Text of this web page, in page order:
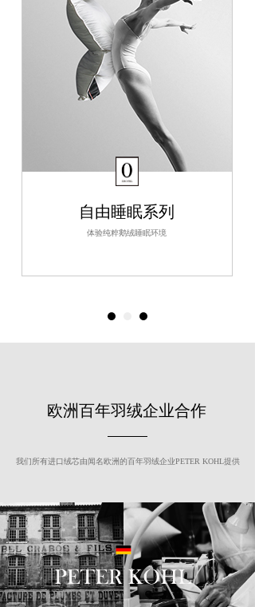
自由睡眠系列
体验纯粹鹅绒睡眠环境
欧洲百年羽绒企业合作
我们所有进口绒芯由闻名欧洲的百年羽绒企业PETER KOHL提供